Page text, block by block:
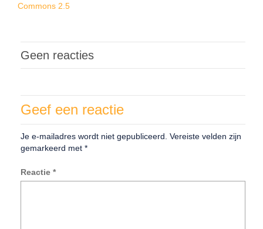
Commons 2.5
Geen reacties
Geef een reactie
Je e-mailadres wordt niet gepubliceerd. Vereiste velden zijn
gemarkeerd met *
Reactie *